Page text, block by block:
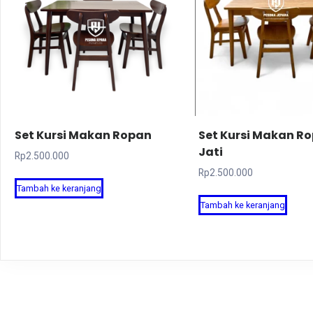
Set Kursi Makan Ropan
Rp2.500.000
Tambah ke keranjang
Set Kursi Makan
Jati
Rp2.500.000
Tambah ke keranjang